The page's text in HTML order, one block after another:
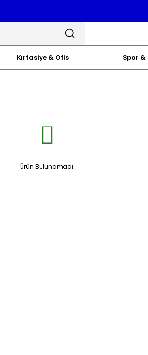
Kırtasiye & Ofis Spor &
Ürün Bulunamadı.